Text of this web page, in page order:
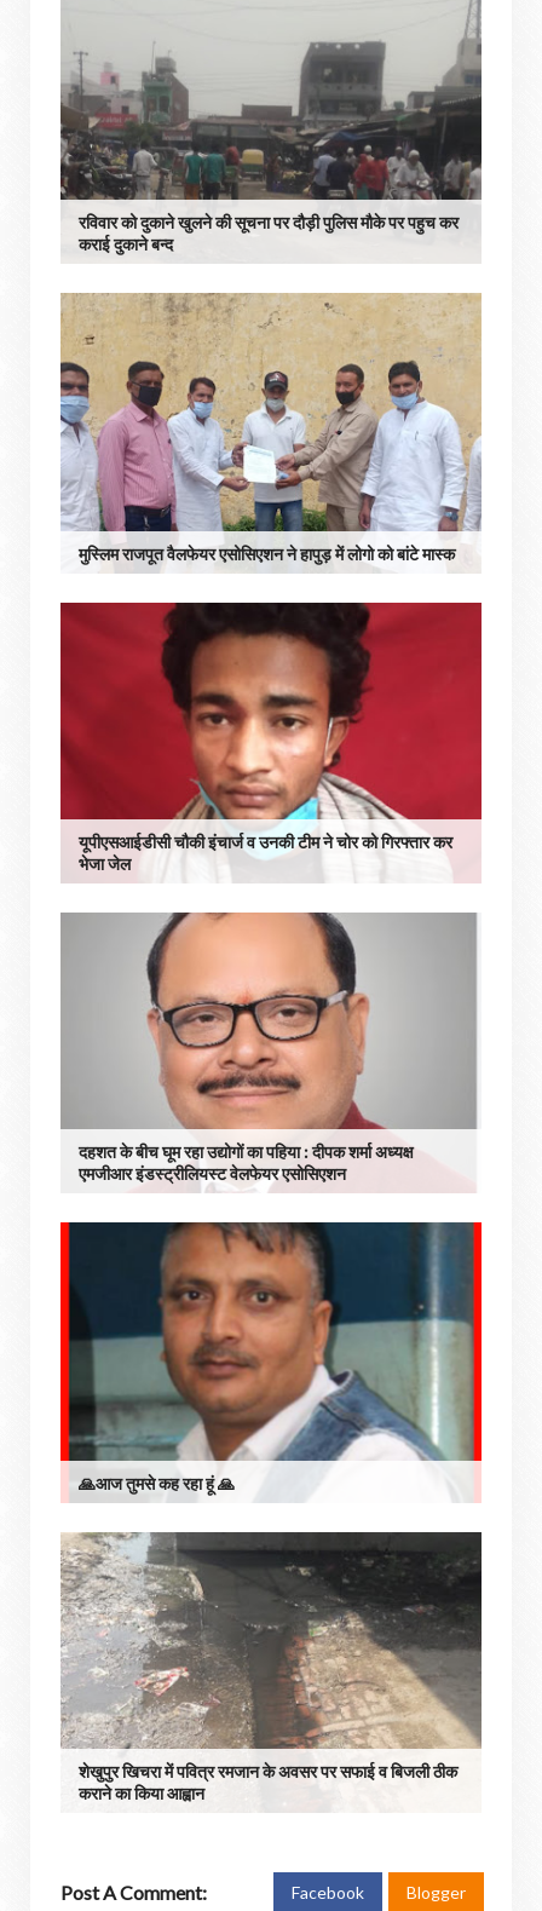
रविवार को दुकाने खुलने की सूचना पर दौड़ी पुलिस मौके पर पहुच कर
कराई दुकाने बन्द
मुस्लिम राजपूत वैलफेयर एसोसिएशन ने हापुड़ में लोगो को बांटे मास्क
यूपीएसआईडीसी चौकी इंचार्ज व उनकी टीम ने चोर को गिरफ्तार कर
भेजा जेल
दहशत के बीच घूम रहा उद्योगों का पहिया : दीपक शर्मा अध्यक्ष
एमजीआर इंडस्ट्रीलियस्ट वेलफेयर एसोसिएशन
🙏आज तुमसे कह रहा हूं 🙏
शेखुपुर खिचरा में पवित्र रमजान के अवसर पर सफाई व बिजली ठीक
कराने का किया आह्वान
Post A Comment: Facebook Blogger